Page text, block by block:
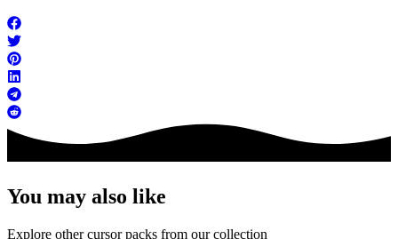
You may also like
Explore other cursor packs from our collection